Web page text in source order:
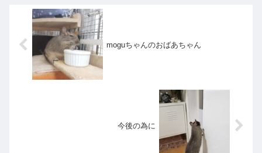
moguちゃんのおばあちゃん
今後の為に